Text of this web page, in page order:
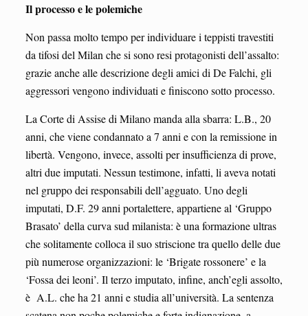
Il processo e le polemiche
Non passa molto tempo per individuare i teppisti travestiti
da tifosi del Milan che si sono resi protagonisti dell’assalto:
grazie anche alle descrizione degli amici di De Falchi, gli
aggressori vengono individuati e finiscono sotto processo.
La Corte di Assise di Milano manda alla sbarra: L.B., 20
anni, che viene condannato a 7 anni e con la remissione in
libertà. Vengono, invece, assolti per insufficienza di prove,
altri due imputati. Nessun testimone, infatti, li aveva notati
nel gruppo dei responsabili dell’agguato. Uno degli
imputati, D.F. 29 anni portalettere, appartiene al ‘Gruppo
Brasato’ della curva sud milanista: è una formazione ultras
che solitamente colloca il suo striscione tra quello delle due
più numerose organizzazioni: le ‘Brigate rossonere’ e la
‘Fossa dei leoni’. Il terzo imputato, infine, anch’egli assolto,
è A.L. che ha 21 anni e studia all’università. La sentenza